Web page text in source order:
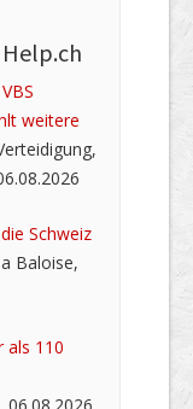
weitere
Schweiz
Baloise,
als 110